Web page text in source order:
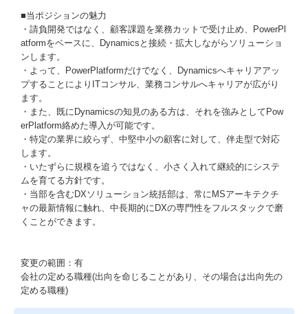
■当ポジションの魅力
・請負開発ではなく、顧客課題を業務カットで受け止め、PowerPl
atformをベースに、Dynamicsと接続・拡大しながらソリューショ
ンします。
・よって、PowerPlatformだけでなく、Dynamicsへキャリアアッ
プすることによりITコンサル、業務コンサルへキャリアが広がり
ます。
・また、既にDynamicsの知見のある方は、それを強みとしてPow
erPlatform絡めた導入が可能です。
・特定の業界に絞らず、中堅中小の顧客に対して、伴走型で対応
します。
・いたずらに規模を追うではなく、小さく入れて継続的にシステ
ムを育てる方針です。
・当部を含むDXソリューション統括部は、常にMSアーキテクチ
ャの最新情報に触れ、中長期的にDXの専門性をフルスタックで磨
くことができます。
変更の範囲：有
会社の定める職種(出向を命じることがあり、その場合は出向先の
定める職種)